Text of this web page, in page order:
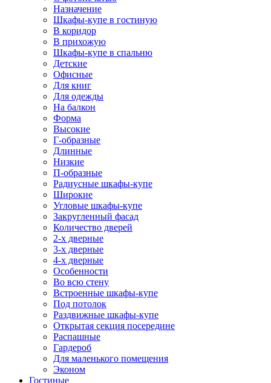
Назначение
Шкафы-купе в гостиную
В коридор
В прихожую
Шкафы-купе в спальню
Детские
Офисные
Для книг
Для одежды
На балкон
Форма
Высокие
Г-образные
Длинные
Низкие
П-образные
Радиусные шкафы-купе
Широкие
Угловые шкафы-купе
Закругленный фасад
Количество дверей
2-х дверные
3-х дверные
4-х дверные
Особенности
Во всю стену
Встроенные шкафы-купе
Под потолок
Раздвижные шкафы-купе
Открытая секция посередине
Распашные
Гардероб
Для маленького помещения
Эконом
Гостиные